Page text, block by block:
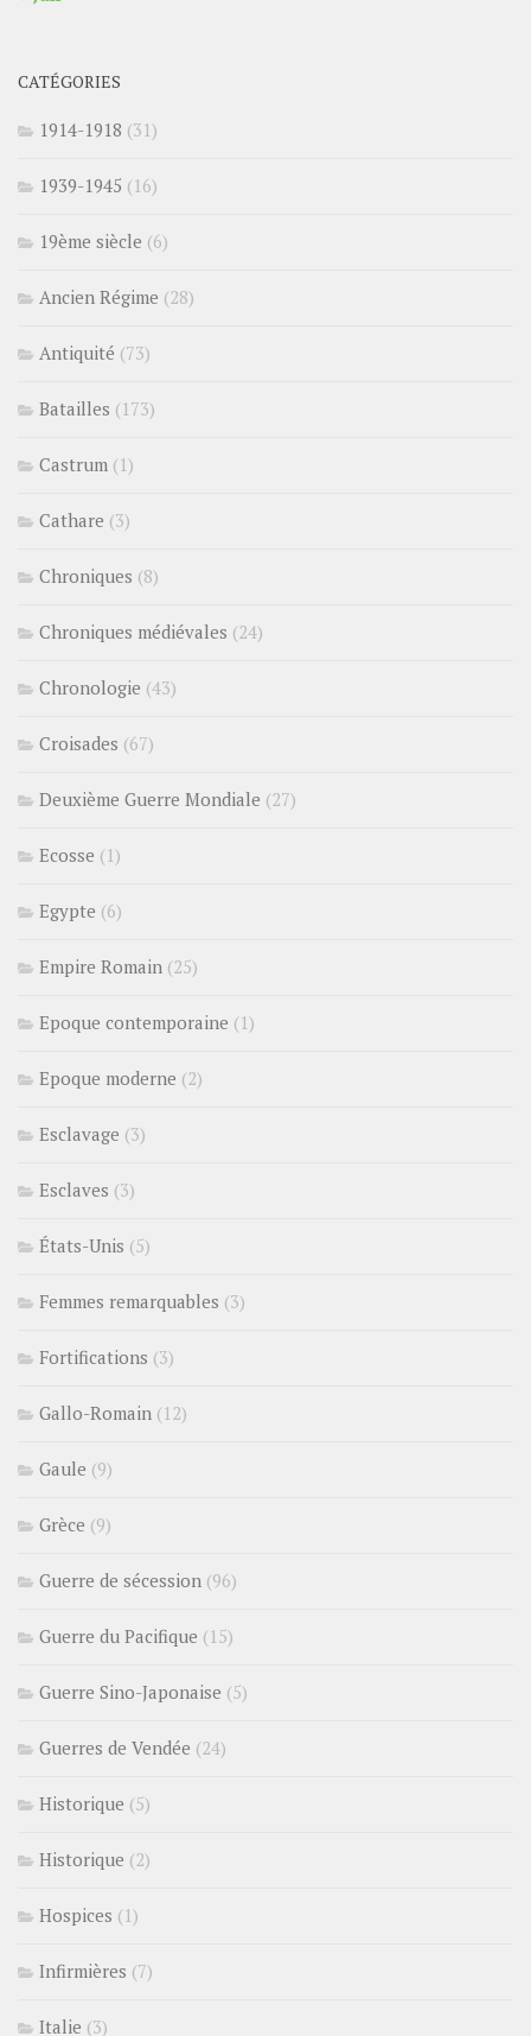
CATÉGORIES
1914-1918 (31)
1939-1945 (16)
19ème siècle (6)
Ancien Régime (28)
Antiquité (73)
Batailles (173)
Castrum (1)
Cathare (3)
Chroniques (8)
Chroniques médiévales (24)
Chronologie (43)
Croisades (67)
Deuxième Guerre Mondiale (27)
Ecosse (1)
Egypte (6)
Empire Romain (25)
Epoque contemporaine (1)
Epoque moderne (2)
Esclavage (3)
Esclaves (3)
États-Unis (5)
Femmes remarquables (3)
Fortifications (3)
Gallo-Romain (12)
Gaule (9)
Grèce (9)
Guerre de sécession (96)
Guerre du Pacifique (15)
Guerre Sino-Japonaise (5)
Guerres de Vendée (24)
Historique (5)
Historique (2)
Hospices (1)
Infirmières (7)
Italie (3)